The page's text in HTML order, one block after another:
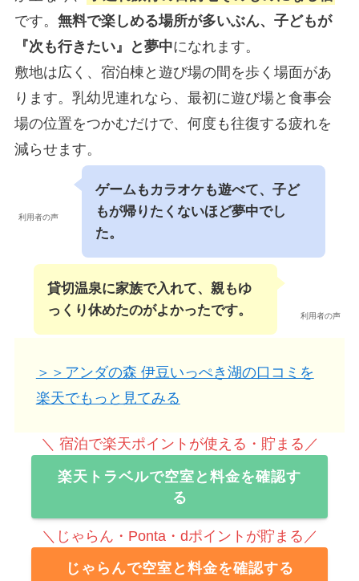
です。 無料で楽しめる場所が多いぶん、子どもが
『次も行きたい』と夢中になれます。
敷地は広く、宿泊棟と遊び場の間を歩く場面があ
ります。乳幼児連れなら、最初に遊び場と食事会
場の位置をつかむだけで、何度も往復する疲れを
減らせます。
利用者の声
ゲームもカラオケも遊べて、子ど
もが帰りたくないほど夢中でし
た。
利用者の声
貸切温泉に家族で入れて、親もゆ
っくり休めたのがよかったです。
＞＞アンダの森 伊豆いっぺき湖の口コミを
楽天でもっと見てみる
＼ 宿泊で楽天ポイントが使える・貯まる／
楽天トラベルで空室と料金を確認す
る
＼じゃらん・Ponta・dポイントが貯まる／
じゃらんで空室と料金を確認する